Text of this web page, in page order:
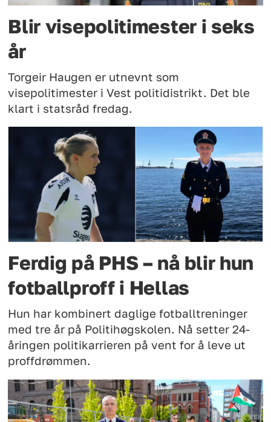
Blir visepolitimester i seks
år
Torgeir Haugen er utnevnt som
visepolitimester i Vest politidistrikt. Det ble
klart i statsråd fredag.
Ferdig på PHS – nå blir hun
fotballproff i Hellas
Hun har kombinert daglige fotballtreninger
med tre år på Politihøgskolen. Nå setter 24-
åringen politikarrieren på vent for å leve ut
proffdrømmen.